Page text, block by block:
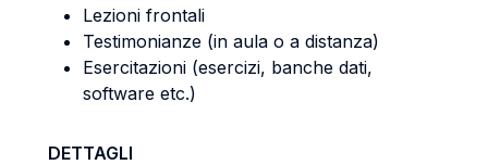
Lezioni frontali
Testimonianze (in aula o a distanza)
Esercitazioni (esercizi, banche dati,
software etc.)
DETTAGLI